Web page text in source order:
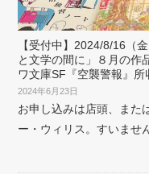
【受付中】2024/8/16（
と文学の間に」８月の作
ワ文庫SF『空襲警報』所
2024年6月23日
お申し込みは店頭、また
ー・ウィリス。すいませ